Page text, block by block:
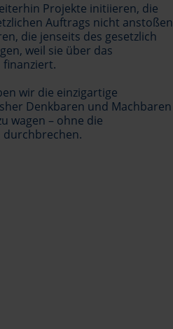
Projekte initiieren, die
Auftrags nicht anstoßen
die jenseits des gesetzlich
weil sie über das
finanziert.
wir die einzigartige
Denkbaren und Machbaren
wagen – ohne die